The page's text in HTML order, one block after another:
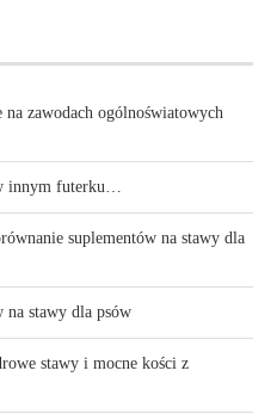
na zawodach ogólnoświatowych
innym futerku…
suplementów na stawy dla
na stawy dla psów
stawy i mocne kości z